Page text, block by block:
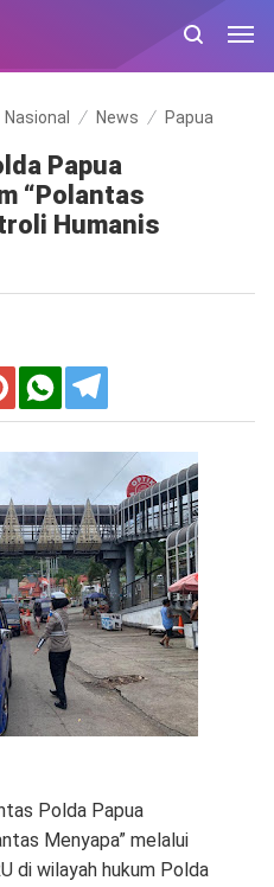
Nasional News Papua
Papua
“Polantas
Humanis
Polda Papua
Menyapa” melalui
di wilayah hukum Polda